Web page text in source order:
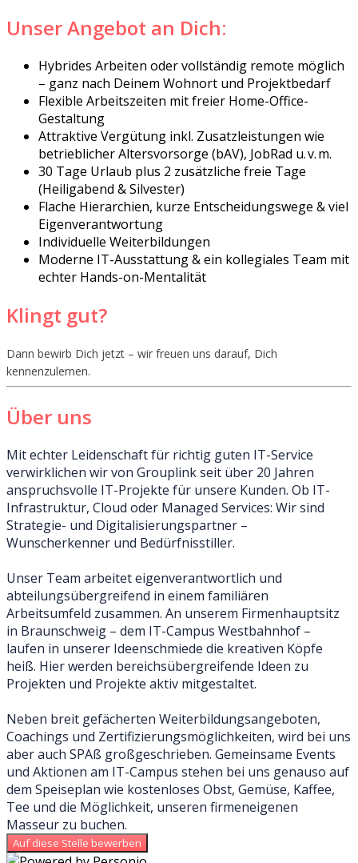
Unser Angebot an Dich:
Hybrides Arbeiten oder vollständig remote möglich
– ganz nach Deinem Wohnort und Projektbedarf
Flexible Arbeitszeiten mit freier Home-Office-
Gestaltung
Attraktive Vergütung inkl. Zusatzleistungen wie
betrieblicher Altersvorsorge (bAV), JobRad u. v. m.
30 Tage Urlaub plus 2 zusätzliche freie Tage
(Heiligabend & Silvester)
Flache Hierarchien, kurze Entscheidungswege & viel
Eigenverantwortung
Individuelle Weiterbildungen
Moderne IT-Ausstattung & ein kollegiales Team mit
echter Hands-on-Mentalität
Klingt gut?
Dann bewirb Dich jetzt – wir freuen uns darauf, Dich
kennenzulernen.
Über uns
Mit echter Leidenschaft für richtig guten IT-Service
verwirklichen wir von Grouplink seit über 20 Jahren
anspruchsvolle IT-Projekte für unsere Kunden. Ob IT-
Infrastruktur, Cloud oder Managed Services: Wir sind
Strategie- und Digitalisierungspartner –
Wunscherkenner und Bedürfnisstiller.
Unser Team arbeitet eigenverantwortlich und
abteilungsübergreifend in einem familiären
Arbeitsumfeld zusammen. An unserem Firmenhauptsitz
in Braunschweig – dem IT-Campus Westbahnhof –
laufen in unserer Ideenschmiede die kreativen Köpfe
heiß. Hier werden bereichsübergreifende Ideen zu
Projekten und Projekte aktiv mitgestaltet.
Neben breit gefächerten Weiterbildungsangeboten,
Coachings und Zertifizierungsmöglichkeiten, wird bei uns
aber auch SPAß großgeschrieben. Gemeinsame Events
und Aktionen am IT-Campus stehen bei uns genauso auf
dem Speiseplan wie kostenloses Obst, Gemüse, Kaffee,
Tee und die Möglichkeit, unseren firmeneigenen
Masseur zu buchen.
Auf diese Stelle bewerben